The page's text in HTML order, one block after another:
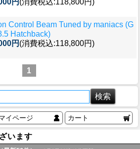
Control Beam Tuned by maniacs (G
Hatchback)
円 (消費税込:118,800円)
1
イページ カート
います